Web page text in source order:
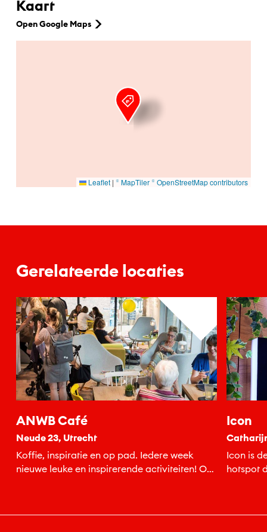
Kaart
Open Google Maps
Leaflet | © MapTiler© OpenStreetMap contributors
Gerelateerde locaties
ANWB Café
Neude 23, Utrecht
Koffie, inspiratie en op pad. Iedere week
nieuwe leuke en inspirerende activiteiten! Of
Icon
Icon is
hotspot